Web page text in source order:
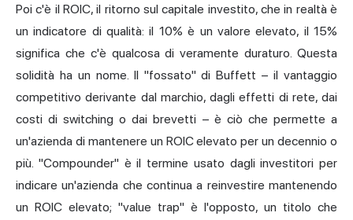
Poi c'è il ROIC, il ritorno sul capitale investito, che in realtà è
un indicatore di qualità: il 10% è un valore elevato, il 15%
significa che c'è qualcosa di veramente duraturo. Questa
solidità ha un nome. Il "fossato" di Buffett – il vantaggio
competitivo derivante dal marchio, dagli effetti di rete, dai
costi di switching o dai brevetti – è ciò che permette a
un'azienda di mantenere un ROIC elevato per un decennio o
più. "Compounder" è il termine usato dagli investitori per
indicare un'azienda che continua a reinvestire mantenendo
un ROIC elevato; "value trap" è l'opposto, un titolo che